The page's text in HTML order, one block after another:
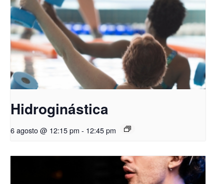
Hidroginástica
6 agosto @ 12:15 pm - 12:45 pm